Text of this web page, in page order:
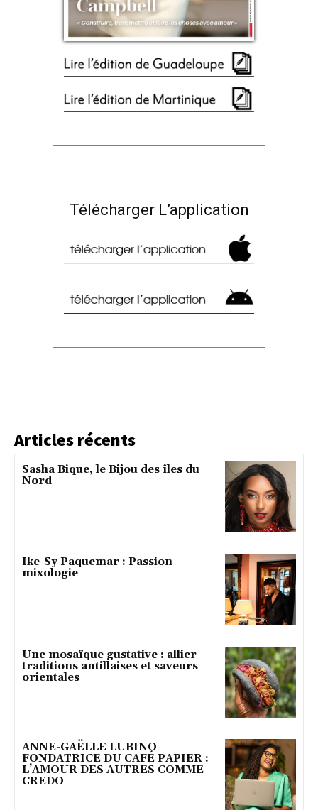
Télécharger L’application
Articles récents
Sasha Bique, le Bijou des îles du
Nord
Ike-Sy Paquemar : Passion
mixologie
Une mosaïque gustative : allier
traditions antillaises et saveurs
orientales
ANNE-GAËLLE LUBINO
FONDATRICE DU CAFÉ PAPIER :
L’AMOUR DES AUTRES COMME
CREDO